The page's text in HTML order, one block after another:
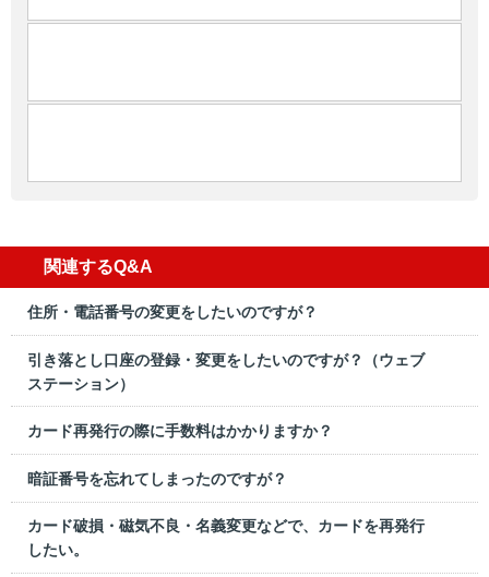
関連するQ&A
住所・電話番号の変更をしたいのですが？
引き落とし口座の登録・変更をしたいのですが？（ウェブ
ステーション）
カード再発行の際に手数料はかかりますか？
暗証番号を忘れてしまったのですが？
カード破損・磁気不良・名義変更などで、カードを再発行
したい。